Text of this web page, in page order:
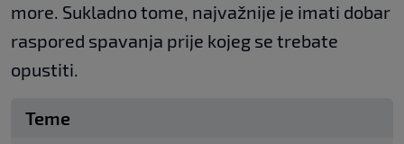
more. Sukladno tome, najvažnije je imati dobar
raspored spavanja prije kojeg se trebate
opustiti.
Teme